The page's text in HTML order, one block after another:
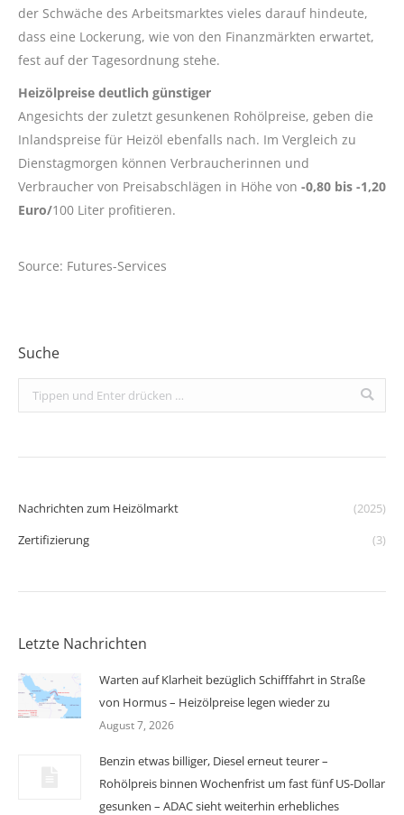
der Schwäche des Arbeitsmarktes vieles darauf hindeute,
dass eine Lockerung, wie von den Finanzmärkten erwartet,
fest auf der Tagesordnung stehe.
Heizölpreise deutlich günstiger
Angesichts der zuletzt gesunkenen Rohölpreise, geben die
Inlandspreise für Heizöl ebenfalls nach. Im Vergleich zu
Dienstagmorgen können Verbraucherinnen und
Verbraucher von Preisabschlägen in Höhe von -0,80 bis -1,20
Euro/100 Liter profitieren.
Source: Futures-Services
Suche
Search:
Nachrichten zum Heizölmarkt
(2025)
Zertifizierung
(3)
Letzte Nachrichten
Warten auf Klarheit bezüglich Schifffahrt in Straße
von Hormus – Heizölpreise legen wieder zu
August 7, 2026
Benzin etwas billiger, Diesel erneut teurer –
Rohölpreis binnen Wochenfrist um fast fünf US-Dollar
gesunken – ADAC sieht weiterhin erhebliches